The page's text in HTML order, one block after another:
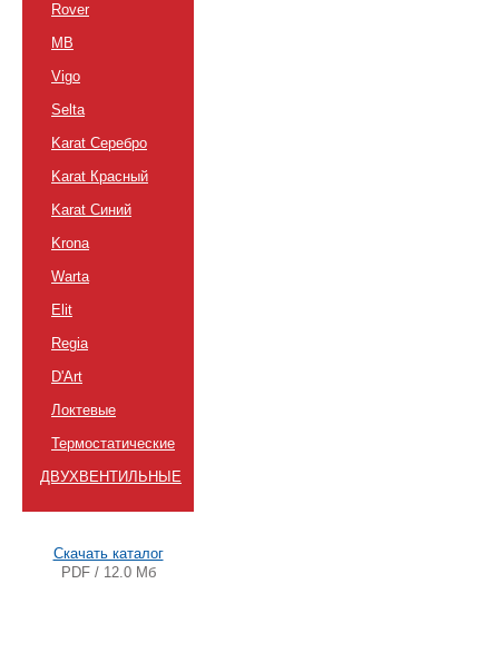
Rover
MB
Vigo
Selta
Karat Серебро
Karat Красный
Karat Синий
Krona
Warta
Elit
Regia
D'Art
Локтевые
Термостатические
ДВУХВЕНТИЛЬНЫЕ
Скачать каталог
PDF / 12.0 Мб